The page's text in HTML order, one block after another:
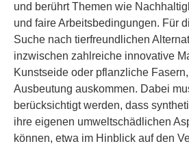
und berührt Themen wie
und faire Arbeitsbedingungen. Für
Suche nach tierfreundlichen
inzwischen zahlreiche innovative
Kunstseide oder pflanzliche
Ausbeutung auskommen. Dabei
berücksichtigt werden, dass
ihre eigenen umweltschädlichen
können, etwa im Hinblick auf den